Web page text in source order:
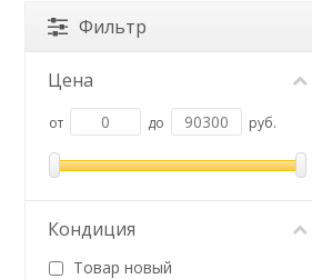
Фильтр
Цена
от до руб.
Кондиция
Товар новый